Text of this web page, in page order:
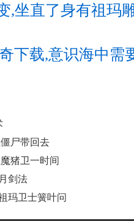
,坐直了身有祖玛
下载,意识海中需
尸带回去
猪卫一时间
剑法
玛卫士簧叶问